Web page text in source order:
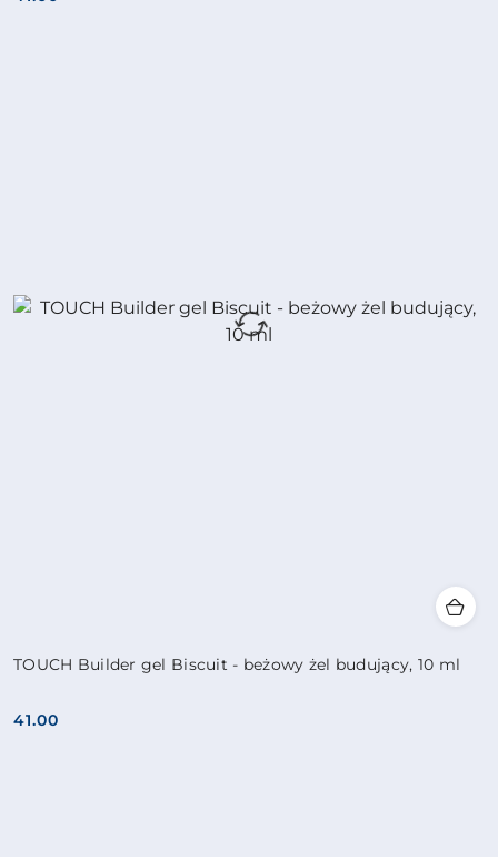
Cena:
TOUCH Builder gel Biscuit - beżowy żel budujący, 10 ml
Cena:
41.00